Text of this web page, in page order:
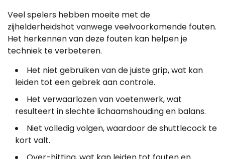
Veel spelers hebben moeite met de
zijhelderheidshot vanwege veelvoorkomende fouten.
Het herkennen van deze fouten kan helpen je
techniek te verbeteren.
Het niet gebruiken van de juiste grip, wat kan
leiden tot een gebrek aan controle.
Het verwaarlozen van voetenwerk, wat
resulteert in slechte lichaamshouding en balans.
Niet volledig volgen, waardoor de shuttlecock te
kort valt.